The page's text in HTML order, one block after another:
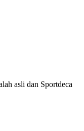
asli dan Sportdeca